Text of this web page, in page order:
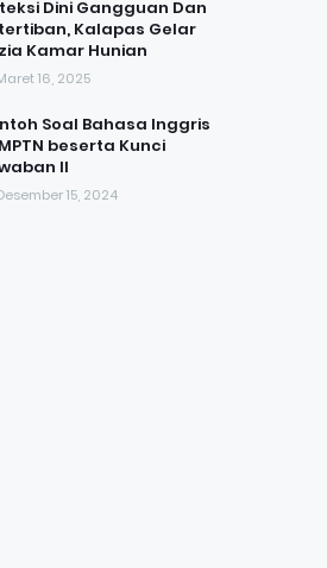
Dini Gangguan Dan
Kalapas Gelar
Kamar Hunian
16, 2025
Soal Bahasa Inggris
beserta Kunci
II
15, 2024